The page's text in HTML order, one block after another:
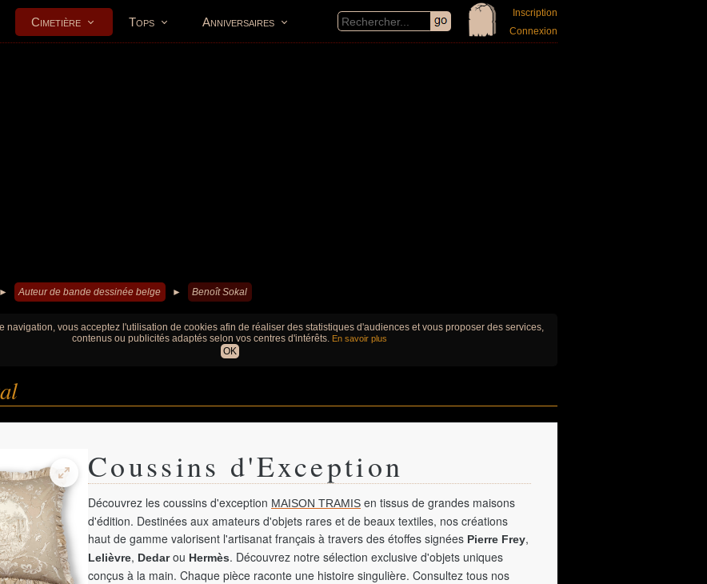
Cimetière Tops Anniversaires
Inscription
Connexion
► Auteur de bande dessinée belge ► Benoît Sokal
navigation, vous acceptez l'utilisation de cookies afin de réaliser des statistiques d'audiences et vous proposer des services,
contenus ou publicités adaptés selon vos centres d'intérêts. En savoir plus
OK
Coussins d'Exception
Découvrez les coussins d'exception MAISON TRAMIS en tissus de grandes maisons
d'édition. Destinées aux amateurs d'objets rares et de beaux textiles, nos créations
haut de gamme valorisent l'artisanat français à travers des étoffes signées Pierre Frey,
Lelièvre, Dedarou Hermès. Découvrez notre sélection exclusive d'objets uniques
conçus à la main. Chaque pièce raconte une histoire singulière. Consultez tous nos